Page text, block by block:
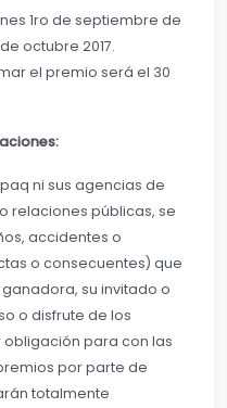
1ro de septiembre de
octubre 2017.
el premio será el 30
ni sus agencias de
relaciones públicas, se
accidentes o
o consecuentes) que
su invitado o
o disfrute de los
para con las
por parte de
totalmente